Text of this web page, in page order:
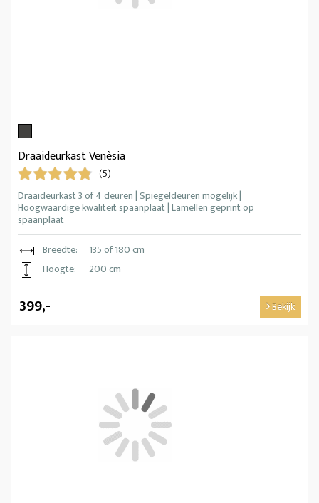
Draaideurkast Venèsia
(5)
Draaideurkast 3 of 4 deuren | Spiegeldeuren mogelijk |
Hoogwaardige kwaliteit spaanplaat | Lamellen geprint op
spaanplaat
Breedte:
135 of 180 cm
Hoogte:
200 cm
399,- Bekijk